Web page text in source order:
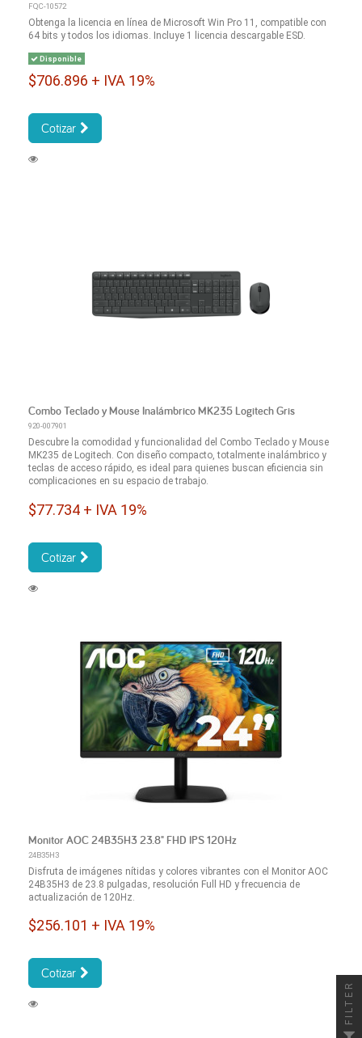
FQC-10572
Obtenga la licencia en línea de Microsoft Win Pro 11, compatible con
64 bits y todos los idiomas. Incluye 1 licencia descargable ESD.
Disponible
$706.896 + IVA 19%
Cotizar
Combo Teclado y Mouse Inalámbrico MK235 Logitech Gris
920-007901
Descubre la comodidad y funcionalidad del Combo Teclado y Mouse
MK235 de Logitech. Con diseño compacto, totalmente inalámbrico y
teclas de acceso rápido, es ideal para quienes buscan eficiencia sin
complicaciones en su espacio de trabajo.
$77.734 + IVA 19%
Cotizar
Monitor AOC 24B35H3 23.8" FHD IPS 120Hz
24B35H3
Disfruta de imágenes nítidas y colores vibrantes con el Monitor AOC
24B35H3 de 23.8 pulgadas, resolución Full HD y frecuencia de
actualización de 120Hz.
$256.101 + IVA 19%
Cotizar
FILTER